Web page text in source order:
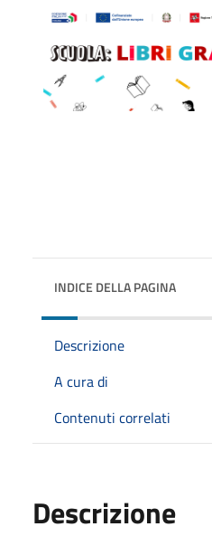
INDICE DELLA PAGINA
Descrizione
A cura di
Contenuti correlati
Descrizione